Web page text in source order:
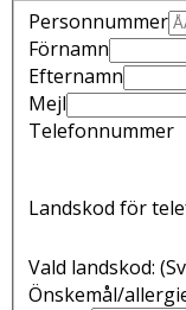
Personnummer
Förnamn
Efternamn
Mejl
Telefonnummer
Landskod för
Vald landskod:
Önskemål/